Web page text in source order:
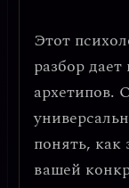
Этот
разбор
архетипов.
понять,
вашей